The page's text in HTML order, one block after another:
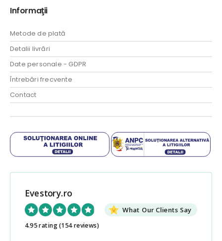
Informaţii
Metode de plată
Detalii livrări
Date personale - GDPR
Întrebări frecvente
Contact
Evestory.ro
What Our Clients Say
4.95 rating(154 reviews)